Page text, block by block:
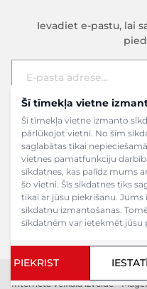
Šī tīmekļa vietne
Šī tīmekļa vietne izmanto
pārlūkojot vietni. No šīm
saglabātas tikai
vietnes pamatfunkciju
sīkdatnes, kas palīdz mums
šo vietni. Šīs sīkdatnes tiks
tikai ar jūsu piekrišanu. Jums
sīkdatņu izmantošanas.
sīkdatnēm var ietekmēt jūsu
PIEKRIST
Ievadiet e-pastu, lai
E-pasta adrese
Interneta veikala izveide -